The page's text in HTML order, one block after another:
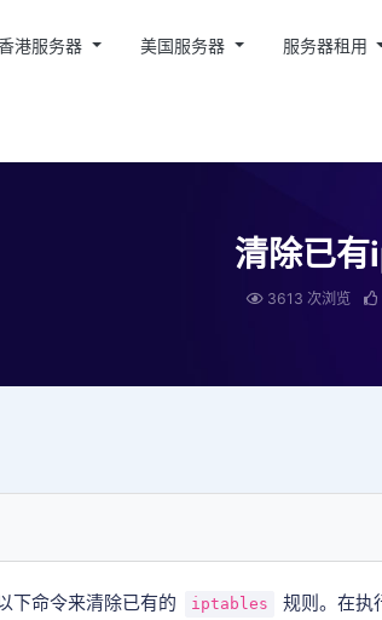
港服务器 美国服务器 服务器租用
清除已
3613 次浏览
下命令来清除已有的 iptables 规则。在执